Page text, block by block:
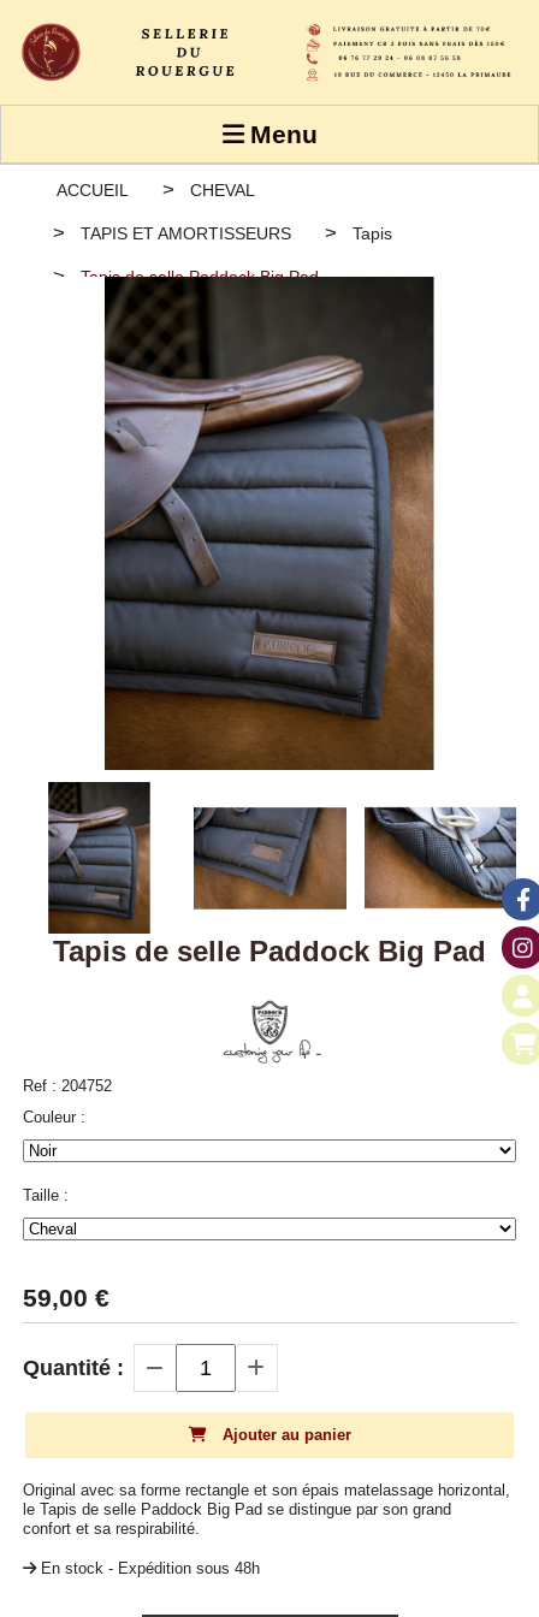
Menu
ACCUEIL CHEVAL
TAPIS ET AMORTISSEURS Tapis
Tapis de selle Paddock Big Pad
Tapis de selle Paddock Big Pad
Ref : 204752
Couleur :
Taille :
59,00 €
Quantité :
Ajouter au panier
Original avec sa forme rectangle et son épais matelassage horizontal,
le Tapis de selle Paddock Big Pad se distingue par son grand
confort et sa respirabilité.
En stock - Expédition sous 48h